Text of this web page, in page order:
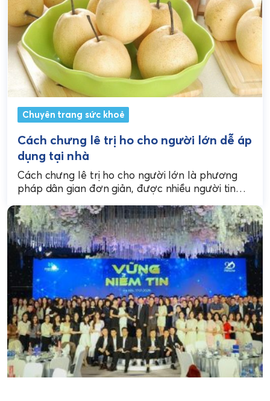
Chuyên trang sức khoẻ
Cách chưng lê trị ho cho người lớn dễ áp
dụng tại nhà
Cách chưng lê trị ho cho người lớn là phương
pháp dân gian đơn giản, được nhiều người tin